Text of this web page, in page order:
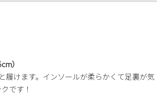
）
履けます。インソールが柔らかくて足裏が気
です！